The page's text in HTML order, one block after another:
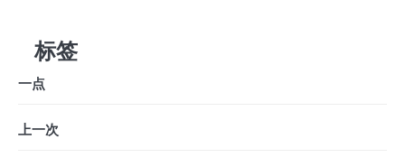
标签
一点
上一次